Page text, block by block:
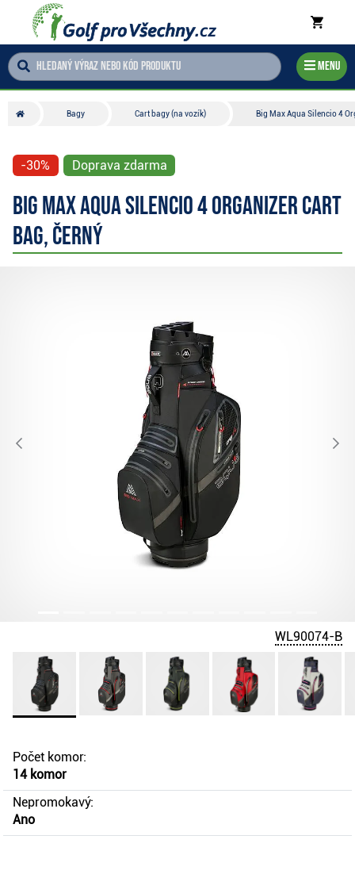
Menu
Bagy Cart bagy (na vozík) Big Max Aqua Silencio 4
-30% Doprava zdarma
Big Max Aqua Silencio 4 Organizer cart
bag, černý
WL90074-B
Počet komor:
14 komor
Nepromokavý:
Ano